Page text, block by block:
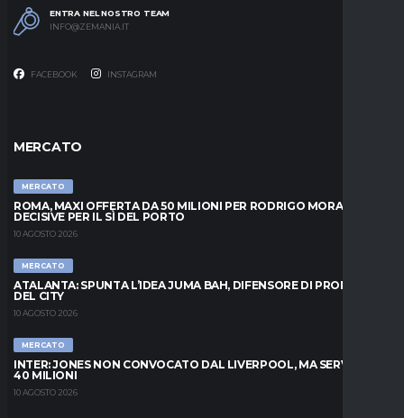
ENTRA NEL NOSTRO TEAM
INFO@ZEMANIA.IT
FACEBOOK INSTAGRAM
MERCATO
MERCATO
ROMA, MAXI OFFERTA DA 50 MILIONI PER RODRIGO MORA: ORE
DECISIVE PER IL SÌ DEL PORTO
10 AGOSTO 2026
MERCATO
ATALANTA: SPUNTA L’IDEA JUMA BAH, DIFENSORE DI PROPRIETÀ
DEL CITY
10 AGOSTO 2026
MERCATO
INTER: JONES NON CONVOCATO DAL LIVERPOOL, MA SERVONO
40 MILIONI
10 AGOSTO 2026